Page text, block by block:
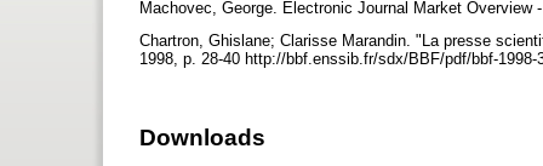
Machovec, George. Electronic Journal Market
Chartron, Ghislane; Clarisse Marandin. "La presse
1998, p. 28-40 http://bbf.enssib.fr/sdx/BBF/pdf/bbf-
Downloads